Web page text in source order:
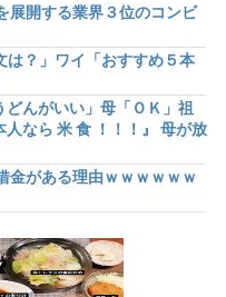
展開する業界３位のコンビ
は？」ワイ「おすすめ５本
どんがいい」母「ＯＫ」祖
なら 米 食 ！！！』 母が放
金がある理由ｗｗｗｗｗｗ